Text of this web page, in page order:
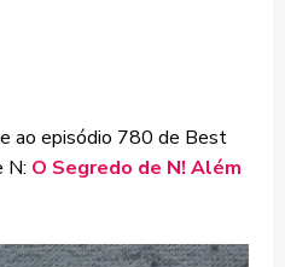
ao episódio 780 de Best
N: O Segredo de N! Além